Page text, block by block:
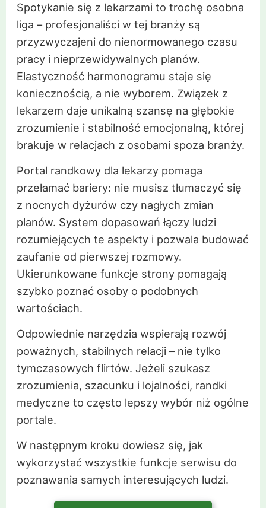
Spotykanie się z lekarzami to trochę osobna
liga – profesjonaliści w tej branży są
przyzwyczajeni do nienormowanego czasu
pracy i nieprzewidywalnych planów.
Elastyczność harmonogramu staje się
koniecznością, a nie wyborem. Związek z
lekarzem daje unikalną szansę na głębokie
zrozumienie i stabilność emocjonalną, której
brakuje w relacjach z osobami spoza branży.
Portal randkowy dla lekarzy pomaga
przełamać bariery: nie musisz tłumaczyć się
z nocnych dyżurów czy nagłych zmian
planów. System dopasowań łączy ludzi
rozumiejących te aspekty i pozwala budować
zaufanie od pierwszej rozmowy.
Ukierunkowane funkcje strony pomagają
szybko poznać osoby o podobnych
wartościach.
Odpowiednie narzędzia wspierają rozwój
poważnych, stabilnych relacji – nie tylko
tymczasowych flirtów. Jeżeli szukasz
zrozumienia, szacunku i lojalności, randki
medyczne to często lepszy wybór niż ogólne
portale.
W następnym kroku dowiesz się, jak
wykorzystać wszystkie funkcje serwisu do
poznawania samych interesujących ludzi.